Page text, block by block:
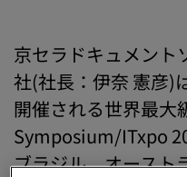
京セラドキュメント
社(社長：伊奈 憲彦)
開催される世界最
Symposium/ITxpo
ブラジル、オースト